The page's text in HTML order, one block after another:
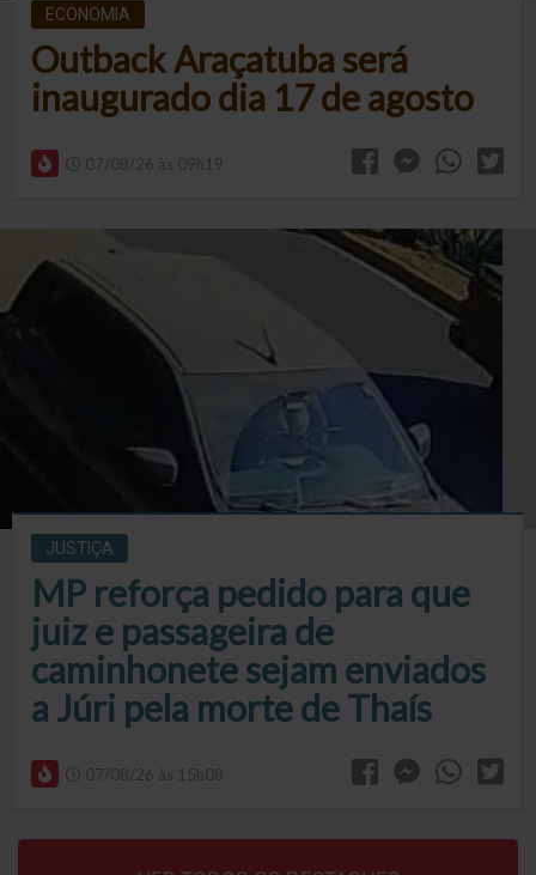
ECONOMIA
Outback Araçatuba será
inaugurado dia 17 de agosto
07/08/26 às 09h19
JUSTIÇA
MP reforça pedido para que
juiz e passageira de
caminhonete sejam enviados
a Júri pela morte de Thaís
07/08/26 às 15h08